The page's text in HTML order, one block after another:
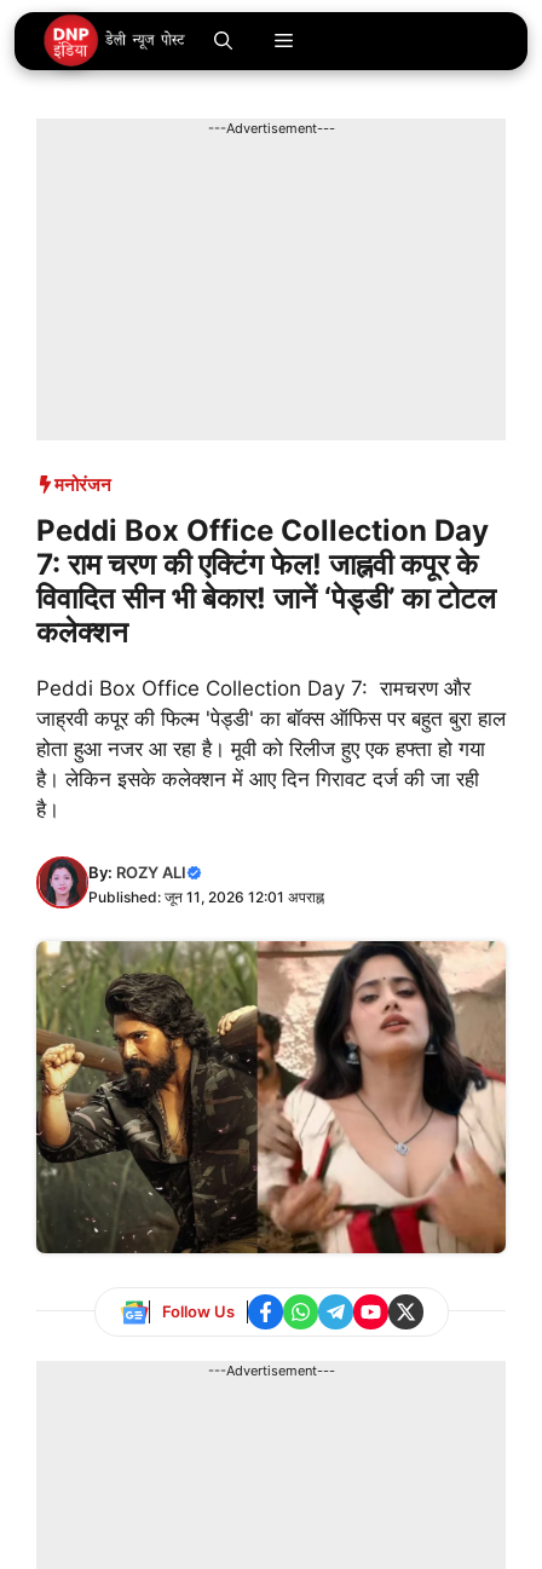
Skip
to
content
Menu
---Advertisement---
मनोरंजन
Peddi Box Office Collection Day
7: राम चरण की एक्टिंग फेल! जाह्नवी कपूर के
विवादित सीन भी बेकार! जानें ‘पेड्डी’ का टोटल
कलेक्शन
Peddi Box Office Collection Day 7: रामचरण और
जाह्रवी कपूर की फिल्म 'पेड्डी' का बॉक्स ऑफिस पर बहुत बुरा हाल
होता हुआ नजर आ रहा है। मूवी को रिलीज हुए एक हफ्ता हो गया
है। लेकिन इसके कलेक्शन में आए दिन गिरावट दर्ज की जा रही
है।
By: ROZY ALI
Published: जून 11, 2026 12:01 अपराह्न
Follow Us
---Advertisement---